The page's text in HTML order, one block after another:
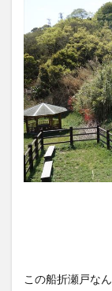
この船折瀬戸な